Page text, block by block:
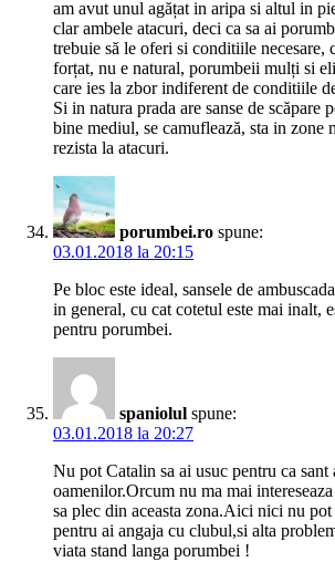
am avut unul agățat in aripa si altul in
clar ambele atacuri, deci ca sa ai
trebuie să le oferi si conditiile necesare,
forțat, nu e natural, porumbeii mulți si
care ies la zbor indiferent de conditiile
Si in natura prada are sanse de scăpare
bine mediul, se camuflează, sta in zone
rezista la atacuri.
porumbei.ro spune:
03.01.2018 la 20:15
Pe bloc este ideal, sansele de
in general, cu cat cotetul este mai inalt,
pentru porumbei.
spaniolul spune:
03.01.2018 la 20:27
Nu pot Catalin sa ai usuc pentru ca sant
oamenilor.Orcum nu ma mai
sa plec din aceasta zona.Aici nici nu
pentru ai angaja cu clubul,si alta
viata stand langa porumbei !